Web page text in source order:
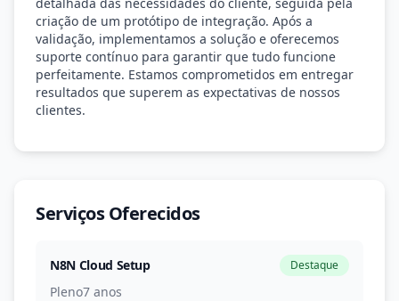
criação de um protótipo de integração. Após a
validação, implementamos a solução e oferecemos
suporte contínuo para garantir que tudo funcione
perfeitamente. Estamos comprometidos em entregar
resultados que superem as expectativas de nossos
clientes.
Serviços Oferecidos
N8N Cloud Setup Destaque
Pleno7 anos